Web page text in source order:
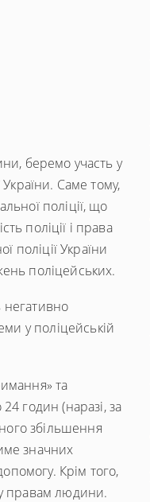
беремо участь у
України. Саме тому,
поліції, що
поліції і права
поліції України
поліцейських.
негативно
у поліцейській
та
годин (наразі, за
збільшення
значних
Крім того,
правам людини.